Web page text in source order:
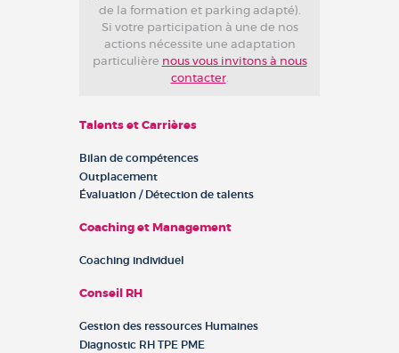
de la formation et parking adapté).
Si votre participation à une de nos
actions nécessite une adaptation
particulière nous vous invitons à nous
contacter.
Talents et Carrières
Bilan de compétences
Outplacement
Évaluation / Détection de talents
Coaching et Management
Coaching individuel
Conseil RH
Gestion des ressources Humaines
Diagnostic RH TPE PME